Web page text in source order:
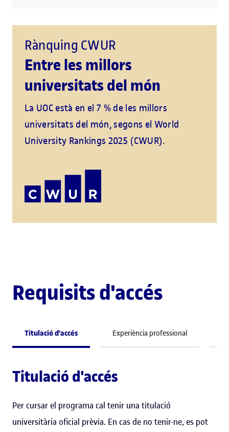
Rànquing CWUR
Entre les millors
universitats del món
La UOC està en el 7 % de les millors
universitats del món, segons el World
University Rankings 2025 (CWUR).
Requisits d'accés
Titulació d'accés Experiència professional
Titulació d'accés
Per cursar el programa cal tenir una titulació
universitària oficial prèvia. En cas de no tenir-ne, es pot